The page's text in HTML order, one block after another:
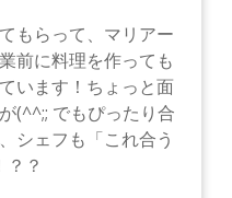
もらって、マリアー
前に料理を作っても
います！ちょっと面
(^^;; でもぴったり合
シェフも「これ合う
？